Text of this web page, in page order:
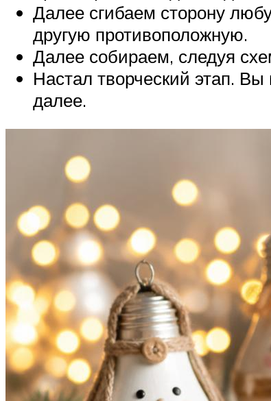
Далее сгибаем сторону
другую противоположную.
Далее собираем, следуя
Настал творческий этап.
далее.